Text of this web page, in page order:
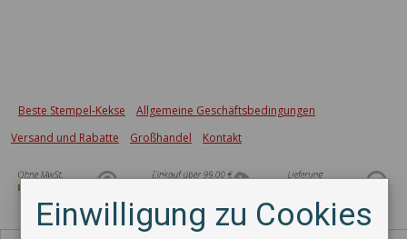
Beste Stempel-Kekse
Allgemeine Geschäftsbedingungen
Versand und Rabatte
Großhandel Kontakt
Einwilligung zu Cookies